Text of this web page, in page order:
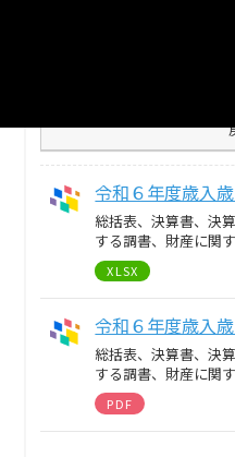
令和６年度歳入
総括表、決算書、決
する調書、財産に関
XLSX
令和６年度歳入
総括表、決算書、決
する調書、財産に関
PDF